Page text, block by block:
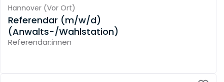
Hannover (Vor Ort)
Referendar (m/w/d)
(Anwalts-/Wahlstation)
Referendar:innen